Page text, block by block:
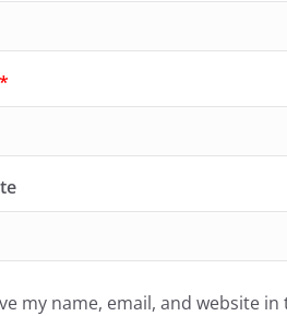
*
my name, email, and website